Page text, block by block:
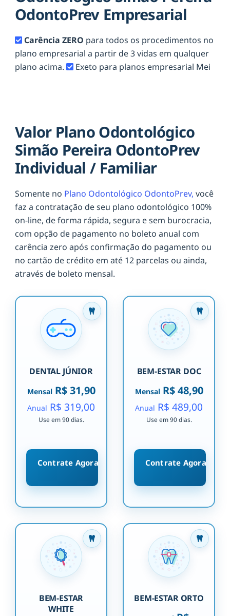
OdontoPrev Empresarial
Carência ZERO para todos os procedimentos no
plano empresarial a partir de 3 vidas em qualquer
plano acima.
Exeto para planos empresarial Mei
Valor Plano Odontológico
Simão Pereira OdontoPrev
Individual / Familiar
Somente no Plano Odontológico OdontoPrev, você
faz a contratação de seu plano odontológico 100%
on-line, de forma rápida, segura e sem burocracia,
com opção de pagamento no boleto anual com
carência zero após confirmação do pagamento ou
no cartão de crédito em até 12 parcelas ou ainda,
através de boleto mensal.
DENTAL JÚNIOR
MensalR$ 31,90
Anual R$ 319,00
Use em 90 dias.
Contrate Agora
BEM-ESTAR DOC
MensalR$ 48,90
Anual R$ 489,00
Use em 90 dias.
Contrate Agora
BEM-ESTAR
WHITE
BEM-ESTAR ORTO